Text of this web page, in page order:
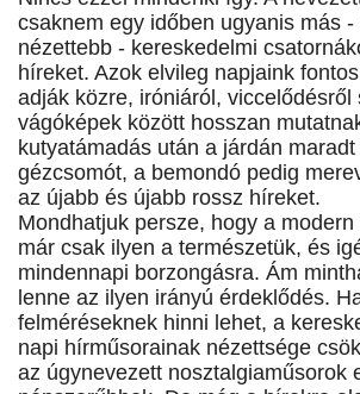
csaknem egy időben ugyanis más -
nézettebb - kereskedelmi
híreket. Azok elvileg napjaink
adják közre, iróniáról, viccelődésről
vágóképek között hosszan
kutyatámadás után a járdán
gézcsomót, a bemondó pedig
az újabb és újabb rossz híreket.
Mondhatjuk persze, hogy a
már csak ilyen a természetük, és
mindennapi borzongásra. Ám
lenne az ilyen irányú érdeklődés.
felméréseknek hinni lehet, a
napi hírműsorainak nézettsége
az úgynevezett nosztalgiaműsorok